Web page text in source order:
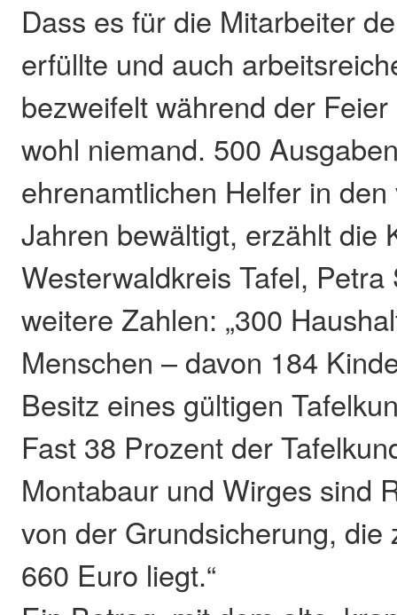
Dass es für die Mitarbeiter
erfüllte und auch
bezweifelt während der
wohl niemand. 500
ehrenamtlichen Helfer in
Jahren bewältigt, erzählt die
Westerwaldkreis Tafel,
weitere Zahlen: „300
Menschen – davon 184
Besitz eines gültigen
Fast 38 Prozent der
Montabaur und Wirges sind
von der Grundsicherung, die
660 Euro liegt.“